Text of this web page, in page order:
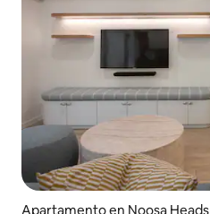
Apartamento en Noosa Heads